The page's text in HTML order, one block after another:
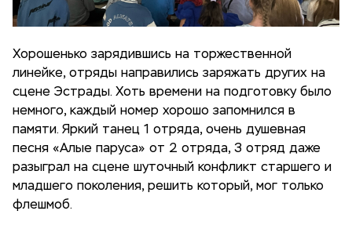
Хорошенько зарядившись на торжественной
линейке, отряды направились заряжать других на
сцене Эстрады. Хоть времени на подготовку было
немного, каждый номер хорошо запомнился в
памяти. Яркий танец 1 отряда, очень душевная
песня «Алые паруса» от 2 отряда, 3 отряд даже
разыграл на сцене шуточный конфликт старшего и
младшего поколения, решить который, мог только
флешмоб.